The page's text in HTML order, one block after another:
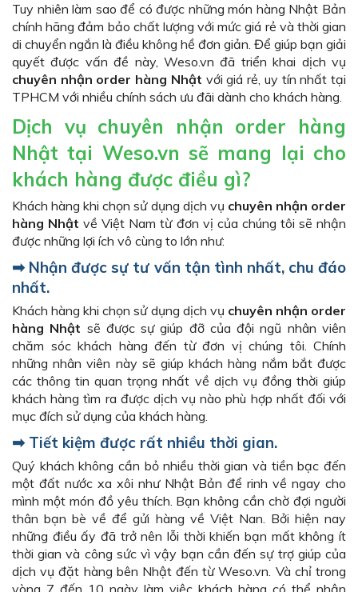
Tuy nhiên làm sao để có được những món hàng Nhật Bản
chính hãng đảm bảo chất lượng với mức giá rẻ và thời gian
di chuyển ngắn là điều không hề đơn giản. Để giúp bạn giải
quyết được vấn đề này, Weso.vn đã triển khai dịch vụ
chuyên nhận order hàng Nhật với giá rẻ, uy tín nhất tại
TPHCM với nhiều chính sách ưu đãi dành cho khách hàng.
Dịch vụ chuyên nhận order hàng
Nhật tại Weso.vn sẽ mang lại cho
khách hàng được điều gì?
Khách hàng khi chọn sử dụng dịch vụ chuyên nhận order
hàng Nhật về Việt Nam từ đơn vị của chúng tôi sẽ nhận
được những lợi ích vô cùng to lớn như:
➡ Nhận được sự tư vấn tận tình nhất, chu đáo
nhất.
Khách hàng khi chọn sử dụng dịch vụ chuyên nhận order
hàng Nhật sẽ được sự giúp đỡ của đội ngũ nhân viên
chăm sóc khách hàng đến từ đơn vị chúng tôi. Chính
những nhân viên này sẽ giúp khách hàng nắm bắt được
các thông tin quan trọng nhất về dịch vụ đồng thời giúp
khách hàng tìm ra được dịch vụ nào phù hợp nhất đối với
mục đích sử dụng của khách hàng.
➡ Tiết kiệm được rất nhiều thời gian.
Quý khách không cần bỏ nhiều thời gian và tiền bạc đến
một đất nước xa xôi như Nhật Bản để rinh về ngay cho
mình một món đồ yêu thích. Bạn không cần chờ đợi người
thân bạn bè về để gửi hàng về Việt Nan. Bởi hiện nay
những điều ấy đã trở nên lỗi thời khiến bạn mất không ít
thời gian và công sức vì vậy bạn cần đến sự trợ giúp của
dịch vụ đặt hàng bên Nhật đến từ Weso.vn. Và chỉ trong